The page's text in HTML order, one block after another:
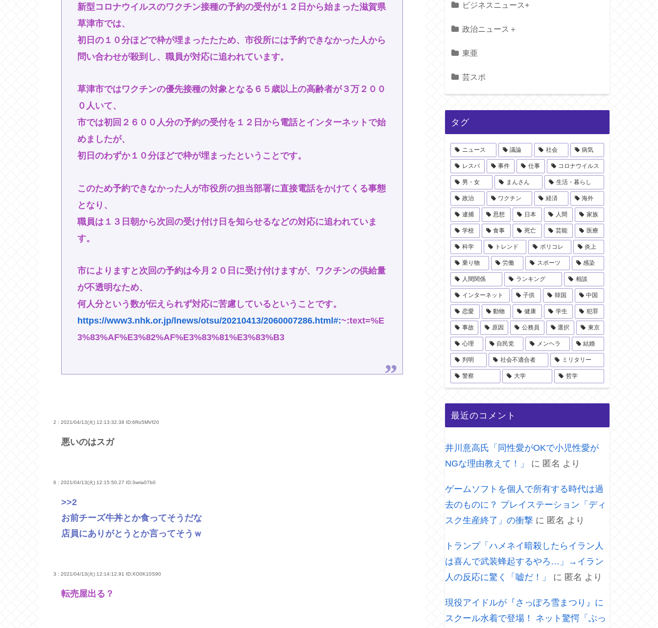
新型コロナウイルスのワクチン接種の予約の受付が１２日から始まった滋賀県
草津市では、
初日の１０分ほどで枠が埋まったたため、市役所には予約できなかった人から
問い合わせが殺到し、職員が対応に追われています。
草津市ではワクチンの優先接種の対象となる６５歳以上の高齢者が３万２００
０人いて、
市では初回２６００人分の予約の受付を１２日から電話とインターネットで始
めましたが、
初日のわずか１０分ほどで枠が埋まったということです。
このため予約できなかった人が市役所の担当部署に直接電話をかけてくる事態
となり、
職員は１３日朝から次回の受け付け日を知らせるなどの対応に追われていま
す。
市によりますと次回の予約は今月２０日に受け付けますが、ワクチンの供給量
が不透明なため、
何人分という数が伝えられず対応に苦慮しているということです。
https://www3.nhk.or.jp/lnews/otsu/20210413/2060007286.html#:~:text=%E
3%83%AF%E3%82%AF%E3%83%81%E3%83%B3
2 : 2021/04/13(火) 12:13:32.38 ID:6Ro5MVf20
悪いのはスガ
6 : 2021/04/13(火) 12:15:50.27 ID:3wria07b0
>>2
お前チーズ牛丼とか食ってそうだな
店員にありがとうとか言ってそうｗ
3 : 2021/04/13(火) 12:14:12.91 ID:XO0K10S90
転売屋出る？
ビジネスニュース+
政治ニュース＋
東亜
芸スポ
タグ
ニュース 議論 社会 病気
レスバ 事件 仕事 コロナウイルス
男・女 まんさん 生活・暮らし
政治 ワクチン 経済 海外
逮捕 思想 日本 人間 家族
学校 食事 死亡 芸能 医療
科学 トレンド ポリコレ 炎上
乗り物 労働 スポーツ 感染
人間関係 ランキング 相談
インターネット 子供 韓国 中国
恋愛 動物 健康 学生 犯罪
事故 原因 公務員 選択 東京
心理 自民党 メンヘラ 結婚
判明 社会不適合者 ミリタリー
警察 大学 哲学
最近のコメント
井川意高氏「同性愛がOKで小児性愛が
NGな理由教えて！」
に 匿名 より
ゲームソフトを個人で所有する時代は過
去のものに？ プレイステーション「ディ
スク生産終了」の衝撃 に 匿名 より
トランプ「ハメネイ暗殺したらイラン人
は喜んで武装蜂起するやろ…」→イラン
人の反応に驚く「嘘だ！」
に 匿名 より
現役アイドルが『さっぽろ雪まつり』に
スクール水着で登場！ ネット驚愕「ぶっ